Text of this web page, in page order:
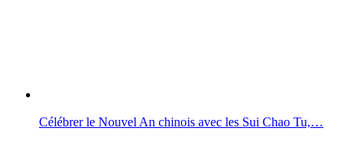
Célébrer le Nouvel An chinois avec les Sui Chao Tu,…